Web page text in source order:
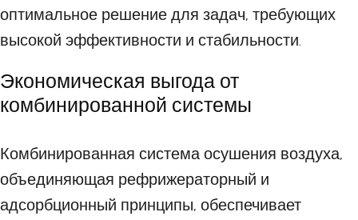
оптимальное решение для задач, требующих
высокой эффективности и стабильности.
Экономическая выгода от
комбинированной системы
Комбинированная система осушения воздуха,
объединяющая рефрижераторный и
адсорбционный принципы, обеспечивает